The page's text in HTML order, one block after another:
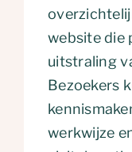
website die
uitstraling
Bezoekers
werkwijze